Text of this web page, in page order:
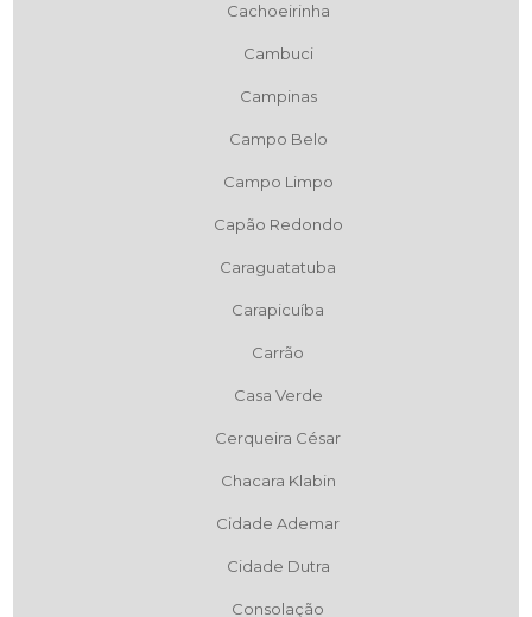
Cachoeirinha
Cambuci
Campinas
Campo Belo
Campo Limpo
Capão Redondo
Caraguatatuba
Carapicuíba
Carrão
Casa Verde
Cerqueira César
Chacara Klabin
Cidade Ademar
Cidade Dutra
Consolação